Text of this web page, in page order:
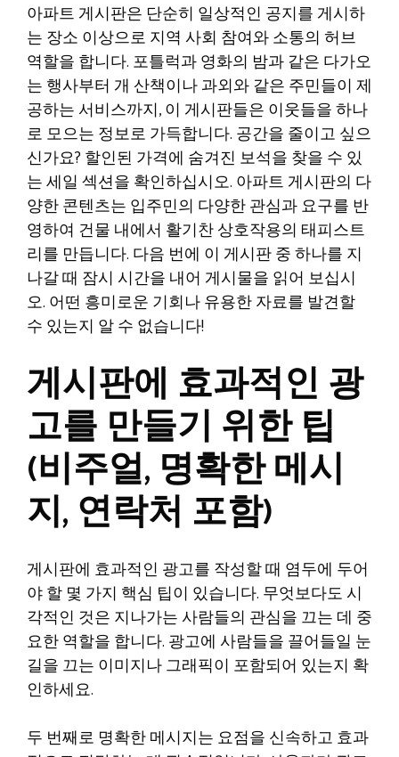
아파트 게시판은 단순히 일상적인 공지를 게시하
는 장소 이상으로 지역 사회 참여와 소통의 허브
역할을 합니다. 포틀럭과 영화의 밤과 같은 다가오
는 행사부터 개 산책이나 과외와 같은 주민들이 제
공하는 서비스까지, 이 게시판들은 이웃들을 하나
로 모으는 정보로 가득합니다. 공간을 줄이고 싶으
신가요? 할인된 가격에 숨겨진 보석을 찾을 수 있
는 세일 섹션을 확인하십시오. 아파트 게시판의 다
양한 콘텐츠는 입주민의 다양한 관심과 요구를 반
영하여 건물 내에서 활기찬 상호작용의 태피스트
리를 만듭니다. 다음 번에 이 게시판 중 하나를 지
나갈 때 잠시 시간을 내어 게시물을 읽어 보십시
오. 어떤 흥미로운 기회나 유용한 자료를 발견할
수 있는지 알 수 없습니다!
게시판에 효과적인 광
고를 만들기 위한 팁
(비주얼, 명확한 메시
지, 연락처 포함)
게시판에 효과적인 광고를 작성할 때 염두에 두어
야 할 몇 가지 핵심 팁이 있습니다. 무엇보다도 시
각적인 것은 지나가는 사람들의 관심을 끄는 데 중
요한 역할을 합니다. 광고에 사람들을 끌어들일 눈
길을 끄는 이미지나 그래픽이 포함되어 있는지 확
인하세요.
두 번째로 명확한 메시지는 요점을 신속하고 효과